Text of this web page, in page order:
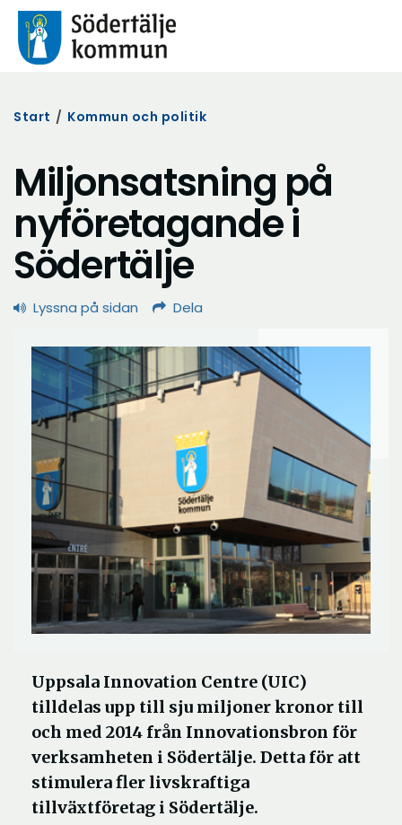
Start / Kommun och politik
Miljonsatsning på
nyföretagande i
Södertälje
Lyssna på sidan Dela
Uppsala Innovation Centre (UIC)
tilldelas upp till sju miljoner kronor till
och med 2014 från Innovationsbron för
verksamheten i Södertälje. Detta för att
stimulera fler livskraftiga
tillväxtföretag i Södertälje.